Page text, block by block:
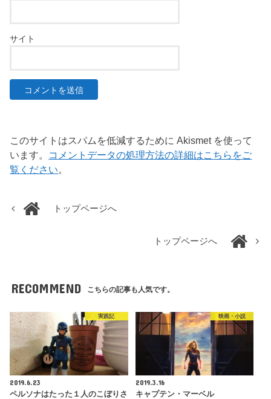
サイト
このサイトはスパムを低減するために Akismet を使って
います。 コメントデータの処理方法の詳細はこちらをご
覧ください。
トップページへ
トップページへ
RECOMMEND こちらの記事も人気です。
実践記
2019.6.23
ペルソナはたった１人のこぼりさ
映画・小説
2019.3.16
キャプテン・マーベル